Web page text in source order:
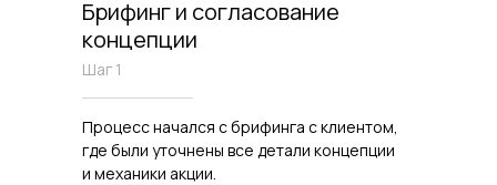
Брифинг и согласование
концепции
Шаг 1
Процесс начался с брифинга с клиентом,
где были уточнены все детали концепции
и механики акции.